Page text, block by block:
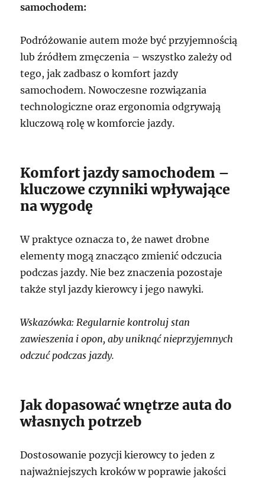
samochodem:
Podróżowanie autem może być przyjemnością
lub źródłem zmęczenia – wszystko zależy od
tego, jak zadbasz o komfort jazdy
samochodem. Nowoczesne rozwiązania
technologiczne oraz ergonomia odgrywają
kluczową rolę w komforcie jazdy.
Komfort jazdy samochodem –
kluczowe czynniki wpływające
na wygodę
W praktyce oznacza to, że nawet drobne
elementy mogą znacząco zmienić odczucia
podczas jazdy. Nie bez znaczenia pozostaje
także styl jazdy kierowcy i jego nawyki.
Wskazówka: Regularnie kontroluj stan
zawieszenia i opon, aby uniknąć nieprzyjemnych
odczuć podczas jazdy.
Jak dopasować wnętrze auta do
własnych potrzeb
Dostosowanie pozycji kierowcy to jeden z
najważniejszych kroków w poprawie jakości